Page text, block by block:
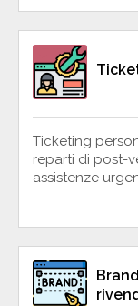
Ticketing
reparti di post-
assistenze